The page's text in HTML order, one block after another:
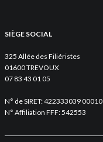
SIÈGE SOCIAL
325 Allée des Filiéristes
01600 TREVOUX
07 83 43 01 05
N° de SIRET: 422333039 00010
N° Affiliation FFF: 542553